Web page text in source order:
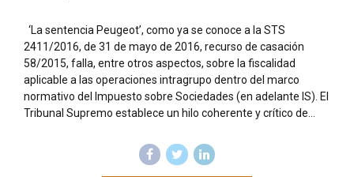
‘La sentencia Peugeot’, como ya se conoce a la STS
2411/2016, de 31 de mayo de 2016, recurso de casación
58/2015, falla, entre otros aspectos, sobre la fiscalidad
aplicable a las operaciones intragrupo dentro del marco
normativo del Impuesto sobre Sociedades (en adelante IS). El
Tribunal Supremo establece un hilo coherente y crítico de...